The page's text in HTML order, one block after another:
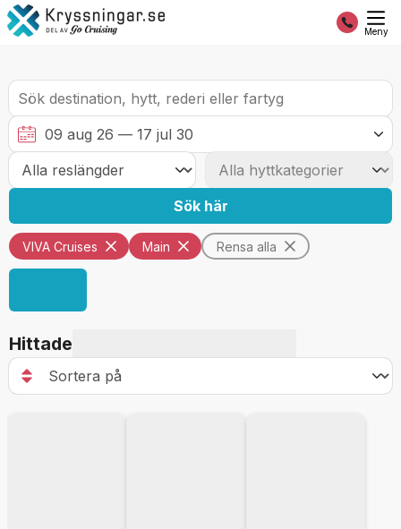
Meny
Sök här
VIVA Cruises Main Rensa alla
Hittade